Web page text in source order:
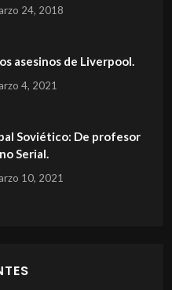
24, 2018
asesinos de Liverpool.
4, 2021
Soviético: De profesor
Serial.
10, 2021